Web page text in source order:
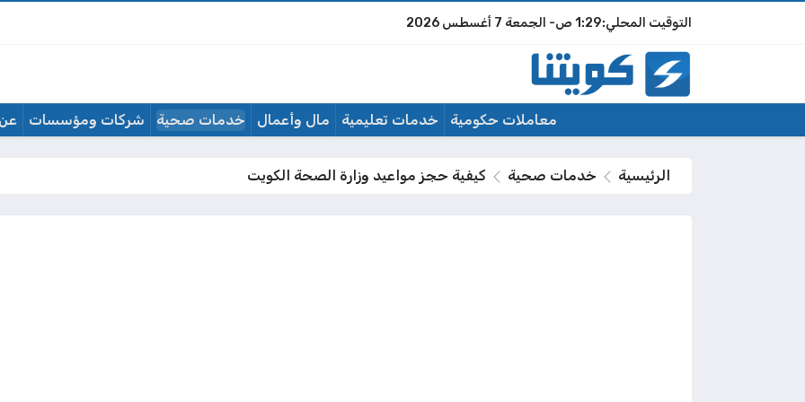
1:29 ص الجمعة 7 أغسطس 2026
معاملات حكومية خدمات تعليمية مال وأعمال خدمات صحية شركات ومؤسسات
الرئيسية خدمات صحية كيفية حجز مواعيد وزارة الصحة الكويت